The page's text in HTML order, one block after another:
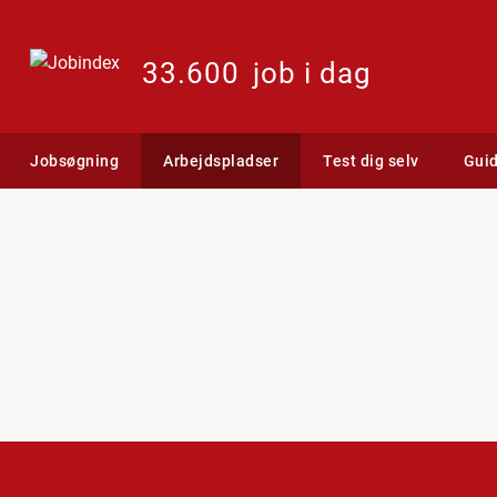
33.600 job i dag
Jobsøgning Arbejdspladser Test dig selv